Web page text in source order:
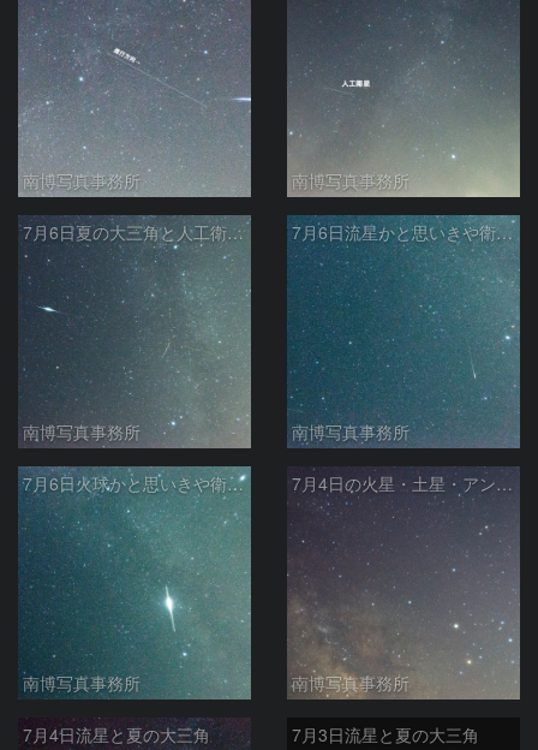
南博写真事務所 南博写真事務所
7月6日夏の大三角と人工衛星フレア その3
南博写真事務所
7月6日流星かと思いきや衛星フレア その2
南博写真事務所
7月6日火球かと思いきや衛星フレア その1
南博写真事務所
7月4日の火星・土星・アンタレス・天の川銀河
南博写真事務所
7月4日流星と夏の大三角 7月3日流星と夏の大三角